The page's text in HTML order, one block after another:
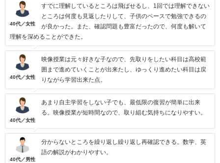
40代／女性
すでに理解しているところは飛ばせるし、1回では理解できない
ところは何度も見返したりして、子供のペースで勉強できるの
が良かった。また、確認問題も豊富だったので、何度も解いて
理解を深めることができた。
40代／女性
映像授業は元々好きな子なので、先取りをしたい科目は高校範
囲まで進めていくことが出来たし、ゆっくり進めたい科目は戻
りながら学習出来た点。
40代／女性
あまり自主学習をしない子でも、最低限の復習が簡単に出来
る。映像授業が短時間なので、取り組む気持ちになりやすい。
40代／男性
分からないところを繰り返し繰り返し再確認できる。数学、英
語の解説がわかりやすい。